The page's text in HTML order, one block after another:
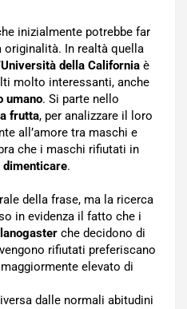
inizialmente potrebbe far
originalità. In realtà quella
Università della California è
molto interessanti, anche
umano. Si parte nello
frutta, per analizzare il loro
all’amore tra maschi e
che i maschi rifiutati in
dimenticare.
della frase, ma la ricerca
in evidenza il fatto che i
che decidono di
rifiutati preferiscano
elevato di
dalle normali abitudini